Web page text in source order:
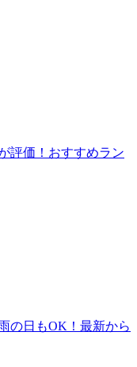
評価！おすすめラン
の日もOK！最新から